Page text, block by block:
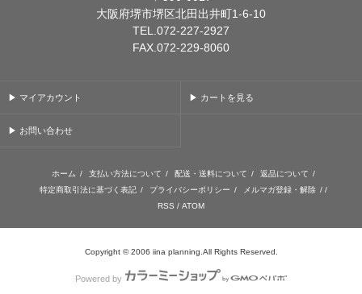
大阪府堺市堺区北田出井町1-6-10
TEL.072-227-2927
FAX.072-229-8060
▶ マイアカウント ▶ カートを見る
▶ お問い合わせ
ホーム / 支払い方法について / 配送・送料について / 返品について /
特定商取引法に基づく表記 / プライバシーポリシー / メルマガ登録・解除 / /
RSS / ATOM
Copyright © 2006 iina planning.All Rights Reserved.
Powered by